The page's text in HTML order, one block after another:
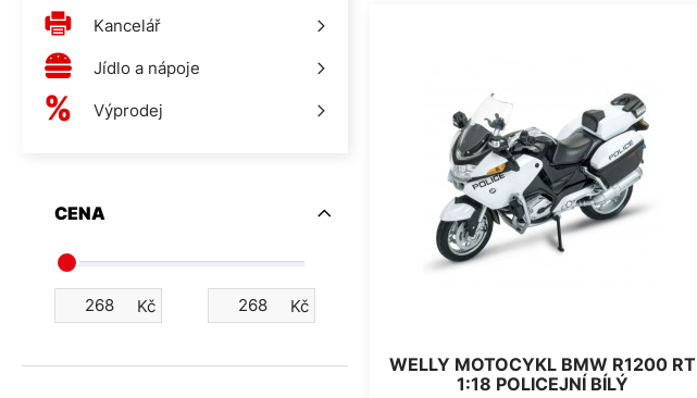
WELLY MOTOCYKL BMW R1200 RT
1:18 POLICEJNÍ BÍLÝ
Kancelář
Jídlo a nápoje
Výprodej
CENA
Kč Kč